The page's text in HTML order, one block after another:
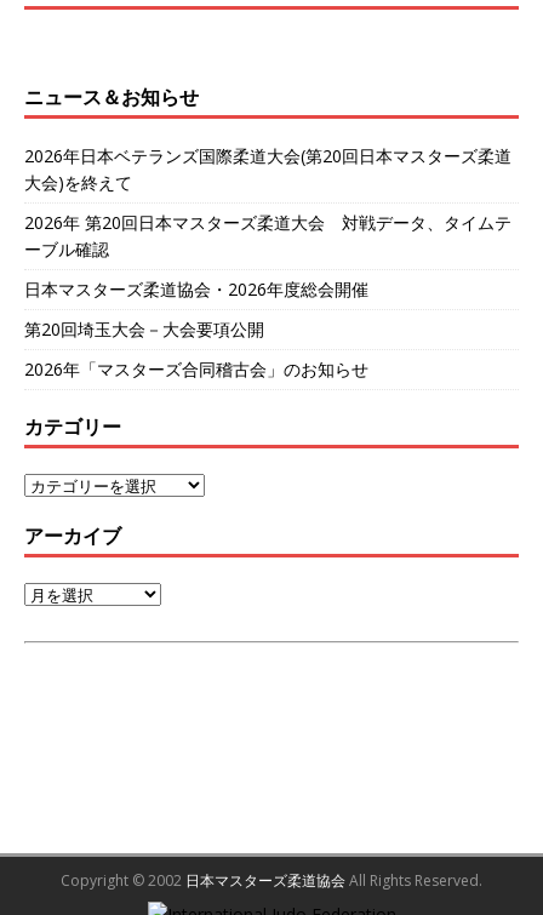
ニュース＆お知らせ
2026年日本ベテランズ国際柔道大会(第20回日本マスターズ柔道
大会)を終えて
2026年 第20回日本マスターズ柔道大会 対戦データ、タイムテ
ーブル確認
日本マスターズ柔道協会・2026年度総会開催
第20回埼玉大会－大会要項公開
2026年「マスターズ合同稽古会」のお知らせ
カテゴリー
アーカイブ
Copyright © 2002 日本マスターズ柔道協会All Rights Reserved.